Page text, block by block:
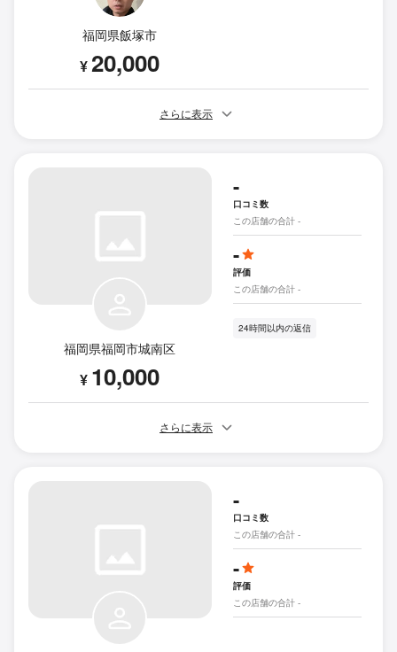
福岡県飯塚市
¥20,000
さらに表示
福岡県福岡市城南区
¥ 10,000
-
口コミ数
この店舗の合計 -
-
評価
この店舗の合計 -
24時間以内の返信
さらに表示
-
口コミ数
この店舗の合計 -
-
評価
この店舗の合計 -